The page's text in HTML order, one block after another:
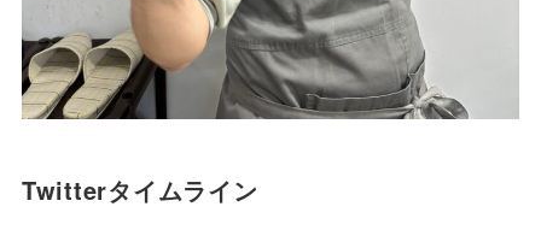
Twitterタイムライン